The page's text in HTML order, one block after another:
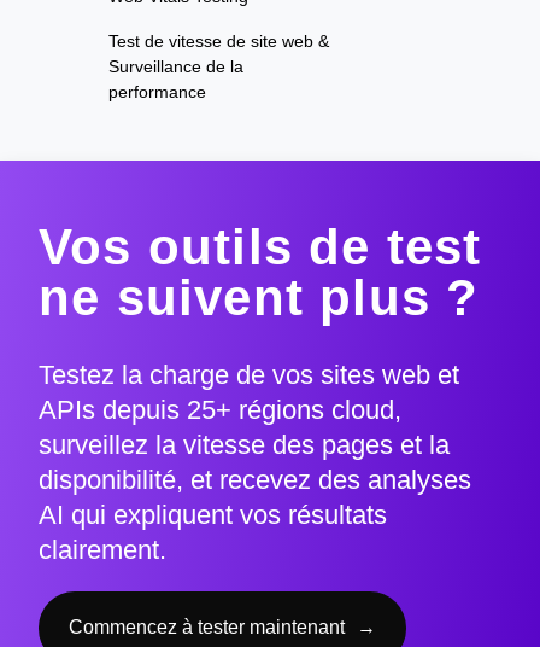
Test de vitesse de site web &
Surveillance de la
performance
Vos outils de test
ne suivent plus ?
Testez la charge de vos sites web et
APIs depuis 25+ régions cloud,
surveillez la vitesse des pages et la
disponibilité, et recevez des analyses
AI qui expliquent vos résultats
clairement.
Commencez à tester maintenant →